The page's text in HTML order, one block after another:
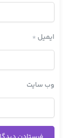
ایمیل *
وب‌ سایت